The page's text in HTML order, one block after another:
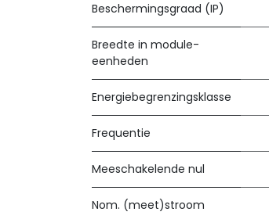
Beschermingsgraad (IP)
Breedte in module-
eenheden
Energiebegrenzingsklasse
Frequentie
Meeschakelende nul
Nom. (meet)stroom